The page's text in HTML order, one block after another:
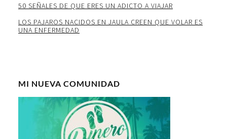
50 SEÑALES DE QUE ERES UN ADICTO A VIAJAR
LOS PAJAROS NACIDOS EN JAULA CREEN QUE VOLAR ES
UNA ENFERMEDAD
MI NUEVA COMUNIDAD